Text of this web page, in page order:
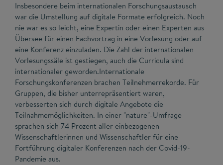
Insbesondere beim internationalen Forschungsaustausch
war die Umstellung auf digitale Formate erfolgreich. Noch
nie war es so leicht, eine Expertin oder einen Experten aus
Übersee für einen Fachvortrag in eine Vorlesung oder auf
eine Konferenz einzuladen. Die Zahl der internationalen
Vorlesungssäle ist gestiegen, auch die Curricula sind
internationaler geworden.Internationale
Forschungskonferenzen brachen Teilnehmerrekorde. Für
Gruppen, die bisher unterrepräsentiert waren,
verbesserten sich durch digitale Angebote die
Teilnahmemöglichkeiten. In einer "nature"-Umfrage
sprachen sich 74 Prozent aller einbezogenen
Wissenschaftlerinnen und Wissenschaftler für eine
Fortführung digitaler Konferenzen nach der Covid-19-
Pandemie aus.